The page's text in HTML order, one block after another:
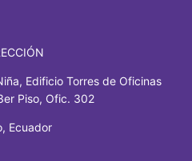
Edificio Torres de Oficinas
Piso, Ofic. 302
Ecuador